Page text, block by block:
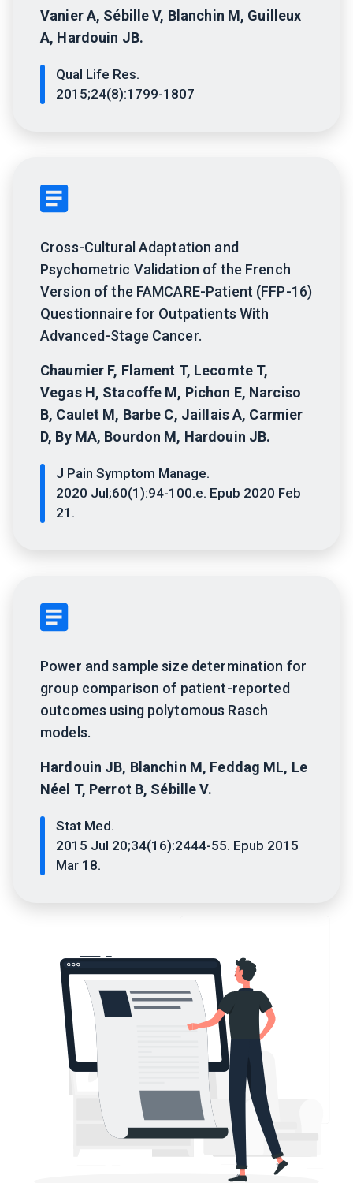
Vanier A, Sébille V, Blanchin M, Guilleux
A, Hardouin JB.
Qual Life Res.
2015;24(8):1799-1807
Cross-Cultural Adaptation and
Psychometric Validation of the French
Version of the FAMCARE-Patient (FFP-16)
Questionnaire for Outpatients With
Advanced-Stage Cancer.
Chaumier F, Flament T, Lecomte T,
Vegas H, Stacoffe M, Pichon E, Narciso
B, Caulet M, Barbe C, Jaillais A, Carmier
D, By MA, Bourdon M, Hardouin JB.
J Pain Symptom Manage.
2020 Jul;60(1):94-100.e. Epub 2020 Feb
21.
Power and sample size determination for
group comparison of patient-reported
outcomes using polytomous Rasch
models.
Hardouin JB, Blanchin M, Feddag ML, Le
Néel T, Perrot B, Sébille V.
Stat Med.
2015 Jul 20;34(16):2444-55. Epub 2015
Mar 18.